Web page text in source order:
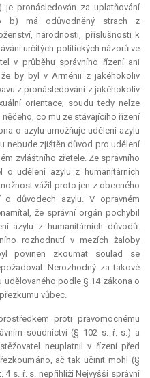
pronásledován za uplatňování
b) má odůvodněný strach z
národnosti, příslušnosti k
určitých politických názorů ve
v průběhu správního řízení ani
by byl v Arménii z jakéhokoliv
z pronásledování z jakéhokoliv
orientace; soudu tedy nelze
co mu ze stávajícího řízení
o azylu umožňuje udělení azylu
nebude zjištěn důvod pro udělení
zvláštního zřetele. Ze správního
o udělení azylu z humanitárních
vážil proto jen z obecného
důvodech azylu. V opravném
že správní orgán pochybil
azylu z humanitárních důvodů.
rozhodnutí v mezích žaloby
povinen zkoumat soulad se
Nerozhodný za takové
udělovaného podle § 14 zákona o
vůbec.
proti pravomocnému
soudnictví (§ 102 s. ř. s.) a
neuplatnil v řízení před
ač tak učinit mohl (§
4 s. ř. s. nepřihlíží Nejvyšší správní